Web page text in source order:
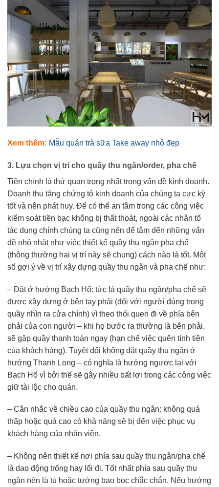
Xem thêm: Mẫu quán trà sữa Take away nhỏ đẹp
3. Lựa chọn vị trí cho quầy thu ngân/order, pha chế
Tiền chính là thứ quan trọng nhất trong vấn đề kinh doanh.
Doanh thu tăng chứng tỏ kinh doanh của chúng ta cực kỳ
tốt và nên phát huy. Để có thể an tâm trong các công việc
kiểm soát tiền bạc không bị thất thoát, ngoài các nhân tố
tác dụng chính chúng ta cũng nên để tâm đến những vấn
đề nhỏ nhặt như việc thiết kế quầy thu ngân pha chế
(thông thường hai vị trí này sẽ chung) cách nào là tốt. Một
số gợi ý về vị trí xây dựng quầy thu ngân và pha chế như:
– Đặt ở hướng Bạch Hổ: tức là quầy thu ngân/pha chế sẽ
được xây dựng ở bên tay phải (đối với người đúng trong
quầy nhìn ra cửa chính) vì theo thói quen đi về phía bên
phải của con người – khi họ bước ra thường là bên phải,
sẽ gặp quầy thanh toán ngay (hạn chế việc quên tính tiền
của khách hàng). Tuyệt đối không đặt quầy thu ngân ở
hướng Thanh Long – có nghĩa là hướng ngược lại với
Bạch Hổ vì bởi thế sẽ gây nhiều bất lợi trong các công việc
giữ tài lộc cho quán.
– Cân nhắc về chiều cao của quầy thu ngân: không quá
thấp hoặc quá cao có khả năng sẽ bị đến việc phục vụ
khách hàng của nhân viên.
– Không nên thiết kế nơi phía sau quầy thu ngân/pha chế
là dao động trống hay lối đi. Tốt nhất phía sau quầy thu
ngân nên là tủ hoặc tường bao bọc chắc chắn. Nếu hướng